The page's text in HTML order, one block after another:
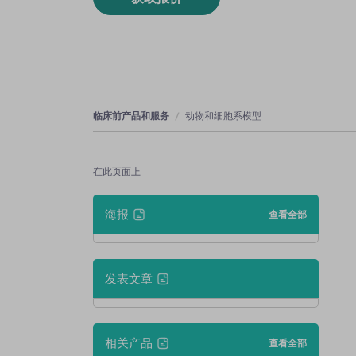
临床前产品和服务 动物和细胞系模型
在此页面上
海报 查看全部
发表文章
相关产品 查看全部